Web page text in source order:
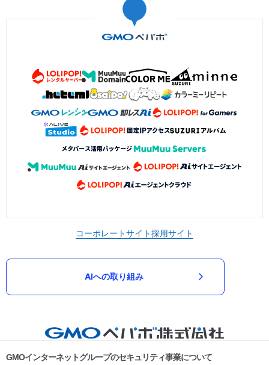
コーポレートサイト採用サイト
AIへの取り組み
GMOインターネットグループのセキュリティ事業について